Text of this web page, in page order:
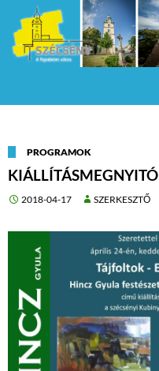
PROGRAMOK
KIÁLLÍTÁSMEGNYITÓ
2018-04-17 SZERKESZTŐ